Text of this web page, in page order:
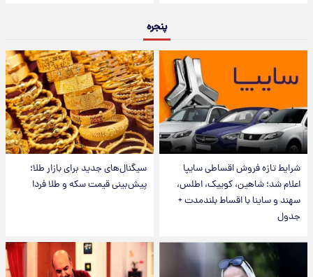
پنجره
شرایط تازه فروش اقساطی سایپا
اعلام شد؛ شاهین، کوییک، اطلس،
سهند و ساینا با اقساط بلندمدت +
جدول
سیگنال‌های جدید برای بازار طلا؛
پیش‌بینی قیمت سکه و طلا فردا